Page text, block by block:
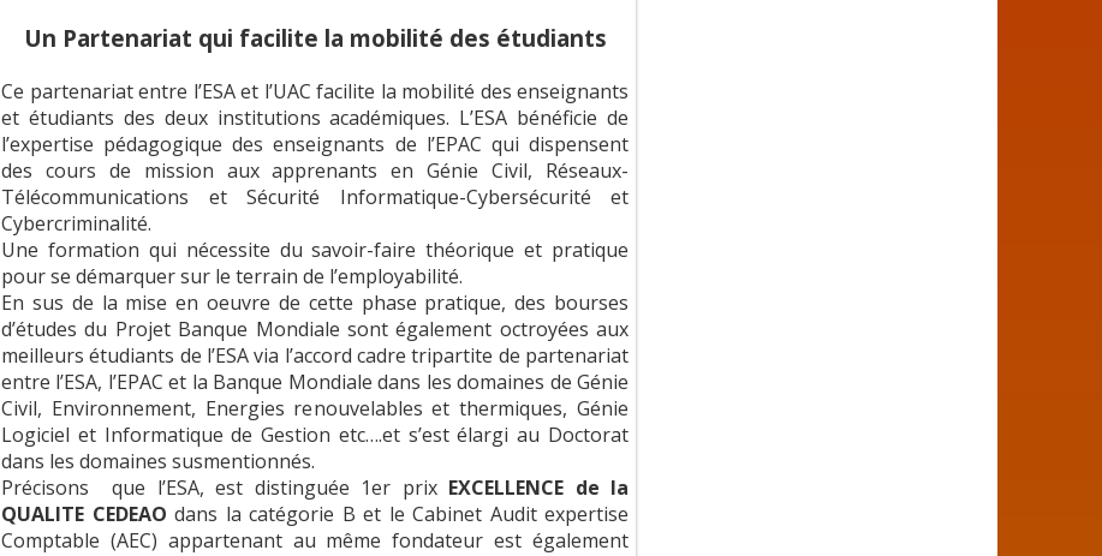
Un Partenariat qui facilite la mobilité des étudiants
Ce partenariat entre l’ESA et l’UAC facilite la mobilité des enseignants
et étudiants des deux institutions académiques. L’ESA bénéficie de
l’expertise pédagogique des enseignants de l’EPAC qui dispensent
des cours de mission aux apprenants en Génie Civil, Réseaux-
Télécommunications et Sécurité Informatique-Cybersécurité et
Cybercriminalité.
Une formation qui nécessite du savoir-faire théorique et pratique
pour se démarquer sur le terrain de l’employabilité.
En sus de la mise en oeuvre de cette phase pratique, des bourses
d’études du Projet Banque Mondiale sont également octroyées aux
meilleurs étudiants de l’ESA via l’accord cadre tripartite de partenariat
entre l’ESA, l’EPAC et la Banque Mondiale dans les domaines de Génie
Civil, Environnement, Energies renouvelables et thermiques, Génie
Logiciel et Informatique de Gestion etc….et s’est élargi au Doctorat
dans les domaines susmentionnés.
Précisons que l’ESA, est distinguée 1er prix EXCELLENCE de la
QUALITE CEDEAO dans la catégorie B et le Cabinet Audit expertise
Comptable (AEC) appartenant au même fondateur est également